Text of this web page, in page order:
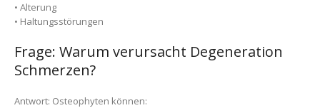
• Alterung
• Haltungsstörungen
Frage: Warum verursacht Degeneration
Schmerzen?
Antwort: Osteophyten können: